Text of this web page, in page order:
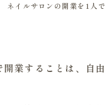
ネイルサロンの開業を1人
業することは、自